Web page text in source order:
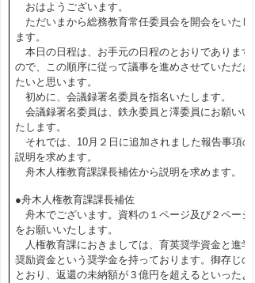
おはようございます。
ただいまから総務教育常任委員会を開会をいたし
ます。
本日の日程は、お手元の日程のとおりであります
ので、この順序に従って議事を進めさせていただき
たいと思います。
初めに、会議録署名委員を指名いたします。
会議録署名委員は、鉄永委員と澤委員にお願いい
たします。
それでは、10月２日に追加されました報告事項の
説明を求めます。
舟木人権教育課課長補佐から説明を求めます。
●舟木人権教育課課長補佐
舟木でございます。資料の１ページ及び２ページ
をお願いいたします。
人権教育課におきましては、育英奨学資金と進学
奨励資金という奨学金を持っております。御存じの
とおり、返還の未納額が３億円を超えるといったよ